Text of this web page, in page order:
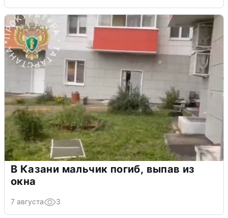
В Казани мальчик погиб, выпав из
окна
7 августа 3